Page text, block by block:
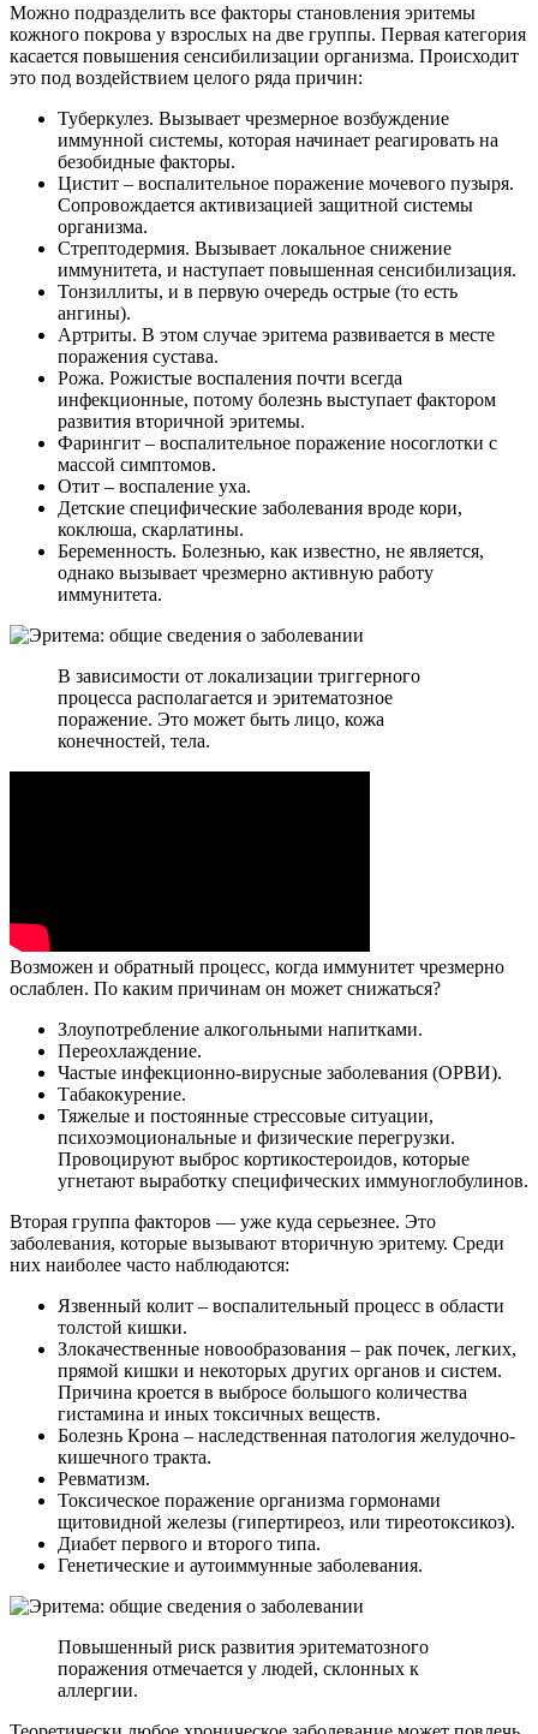
Можно подразделить все факторы становления эритемы
кожного покрова у взрослых на две группы. Первая категория
касается повышения сенсибилизации организма. Происходит
это под воздействием целого ряда причин:
Туберкулез. Вызывает чрезмерное возбуждение
иммунной системы, которая начинает реагировать на
безобидные факторы.
Цистит – воспалительное поражение мочевого пузыря.
Сопровождается активизацией защитной системы
организма.
Стрептодермия. Вызывает локальное снижение
иммунитета, и наступает повышенная сенсибилизация.
Тонзиллиты, и в первую очередь острые (то есть
ангины).
Артриты. В этом случае эритема развивается в месте
поражения сустава.
Рожа. Рожистые воспаления почти всегда
инфекционные, потому болезнь выступает фактором
развития вторичной эритемы.
Фарингит – воспалительное поражение носоглотки с
массой симптомов.
Отит – воспаление уха.
Детские специфические заболевания вроде кори,
коклюша, скарлатины.
Беременность. Болезнью, как известно, не является,
однако вызывает чрезмерно активную работу
иммунитета.
В зависимости от локализации триггерного
процесса располагается и эритематозное
поражение. Это может быть лицо, кожа
конечностей, тела.
Возможен и обратный процесс, когда иммунитет чрезмерно
ослаблен. По каким причинам он может снижаться?
Злоупотребление алкогольными напитками.
Переохлаждение.
Частые инфекционно-вирусные заболевания (ОРВИ).
Табакокурение.
Тяжелые и постоянные стрессовые ситуации,
психоэмоциональные и физические перегрузки.
Провоцируют выброс кортикостероидов, которые
угнетают выработку специфических иммуноглобулинов.
Вторая группа факторов — уже куда серьезнее. Это
заболевания, которые вызывают вторичную эритему. Среди
них наиболее часто наблюдаются:
Язвенный колит – воспалительный процесс в области
толстой кишки.
Злокачественные новообразования – рак почек, легких,
прямой кишки и некоторых других органов и систем.
Причина кроется в выбросе большого количества
гистамина и иных токсичных веществ.
Болезнь Крона – наследственная патология желудочно-
кишечного тракта.
Ревматизм.
Токсическое поражение организма гормонами
щитовидной железы (гипертиреоз, или тиреотоксикоз).
Диабет первого и второго типа.
Генетические и аутоиммунные заболевания.
Повышенный риск развития эритематозного
поражения отмечается у людей, склонных к
аллергии.